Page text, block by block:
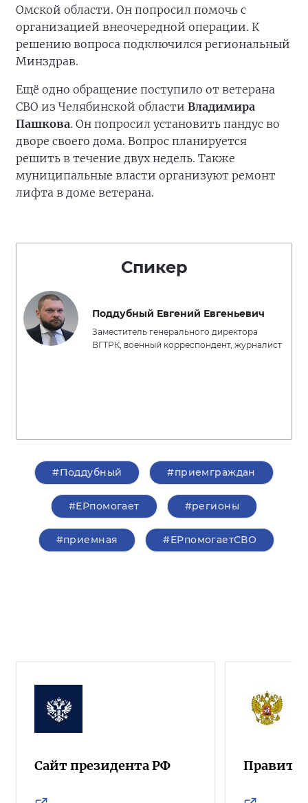
Омской области. Он попросил помочь с
организацией внеочередной операции. К
решению вопроса подключился региональный
Минздрав.
Ещё одно обращение поступило от ветерана
СВО из Челябинской области Владимира
Пашкова. Он попросил установить пандус во
дворе своего дома. Вопрос планируется
решить в течение двух недель. Также
муниципальные власти организуют ремонт
лифта в доме ветерана.
Спикер
Поддубный Евгений Евгеньевич
Заместитель генерального директора
ВГТРК, военный корреспондент, журналист
#Поддубный #приемграждан
#ЕРпомогает #регионы
#приемная #ЕРпомогаетСВО
Сайт президента РФ